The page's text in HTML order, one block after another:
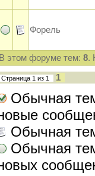
Форель
В этом форуме тем: 8.
Страница 1 из 1 1
Обычная
Обычная
Обычная